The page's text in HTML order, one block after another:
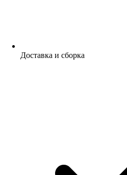
Доставка и сборка